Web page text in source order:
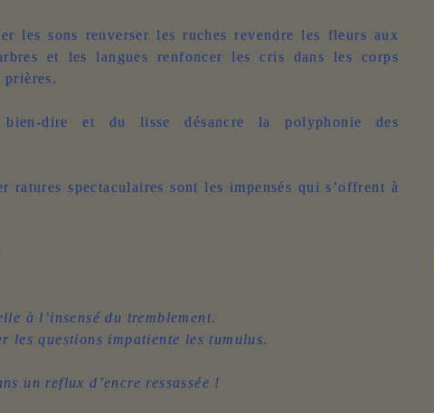
les sons renverser les ruches revendre les fleurs aux
et les langues renfoncer les cris dans les corps
prières.
bien-dire et du lisse désancre la polyphonie des
ratures spectaculaires sont les impensés qui s’offrent à
à l’insensé du tremblement.
questions impatiente les tumulus.
un reflux d’encre ressassée !